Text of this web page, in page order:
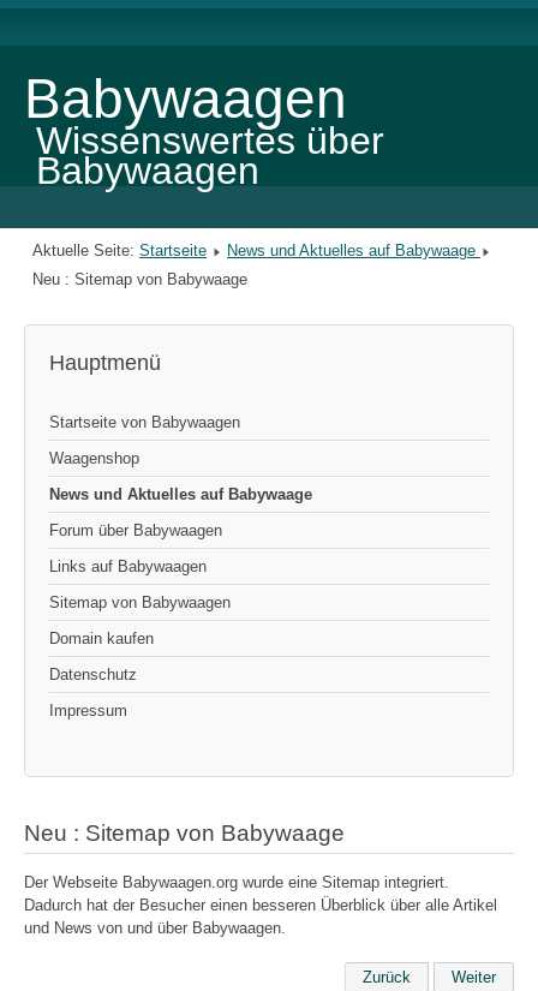
Babywaagen
Wissenswertes über
Babywaagen
Aktuelle Seite: Startseite
News und Aktuelles auf Babywaage
Neu : Sitemap von Babywaage
Hauptmenü
Startseite von Babywaagen
Waagenshop
News und Aktuelles auf Babywaage
Forum über Babywaagen
Links auf Babywaagen
Sitemap von Babywaagen
Domain kaufen
Datenschutz
Impressum
Neu : Sitemap von Babywaage
Der Webseite Babywaagen.org wurde eine Sitemap integriert.
Dadurch hat der Besucher einen besseren Überblick über alle Artikel
und News von und über Babywaagen.
Zurück Weiter